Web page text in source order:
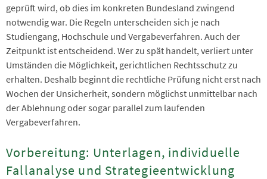
geprüft wird, ob dies im konkreten Bundesland zwingend
notwendig war. Die Regeln unterscheiden sich je nach
Studiengang, Hochschule und Vergabeverfahren. Auch der
Zeitpunkt ist entscheidend. Wer zu spät handelt, verliert unter
Umständen die Möglichkeit, gerichtlichen Rechtsschutz zu
erhalten. Deshalb beginnt die rechtliche Prüfung nicht erst nach
Wochen der Unsicherheit, sondern möglichst unmittelbar nach
der Ablehnung oder sogar parallel zum laufenden
Vergabeverfahren.
Vorbereitung: Unterlagen, individuelle
Fallanalyse und Strategieentwicklung